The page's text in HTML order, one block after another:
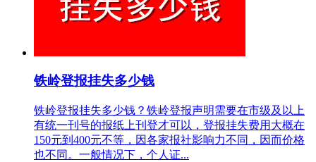
铁岭登报挂失多少钱
铁岭登报挂失多少钱？铁岭登报声明需要在市级及以上
有统一刊号的报纸上刊登才可以，登报挂失费用大概在
150元到400元不等，因各家报社影响力不同，因而价格
也不同。一般情况下，个人证...